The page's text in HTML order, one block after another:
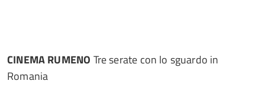
CINEMA RUMENO Tre serate con lo sguardo in
Romania